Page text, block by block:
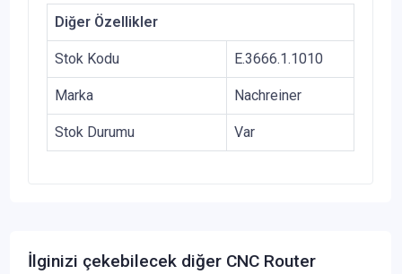
Diğer Özellikler
Stok Kodu E.3666.1.1010
Marka Nachreiner
Stok Durumu Var
İlginizi çekebilecek diğer CNC Router